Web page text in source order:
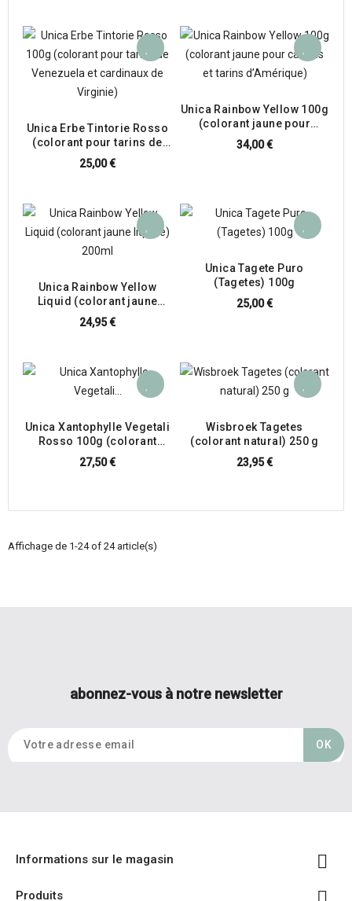
Unica Erbe Tintorie Rosso
(colorant pour tarins de
Venezuela et cardinal
rouge) 150g
25,00 €
Unica Rainbow Yellow 100g
(colorant jaune pour
canaris et tarins
d’Amérique)
34,00 €
Unica Rainbow Yellow
Liquid (colorant jaune
liquide) 200ml
24,95 €
Unica Tagete Puro
(Tagetes) 100g
25,00 €
Unica Xantophylle Vegetali
Rosso 100g (colorant
rouge pour chardonnerets,
canaris, crochets))
27,50 €
Wisbroek Tagetes
(colorant natural) 250 g
23,95 €
Affichage de 1-24 of 24 article(s)
abonnez-vous à notre newsletter
Informations sur le magasin 
Produits